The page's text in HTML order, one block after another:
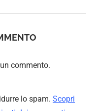
commento.
lo spam. Scopri